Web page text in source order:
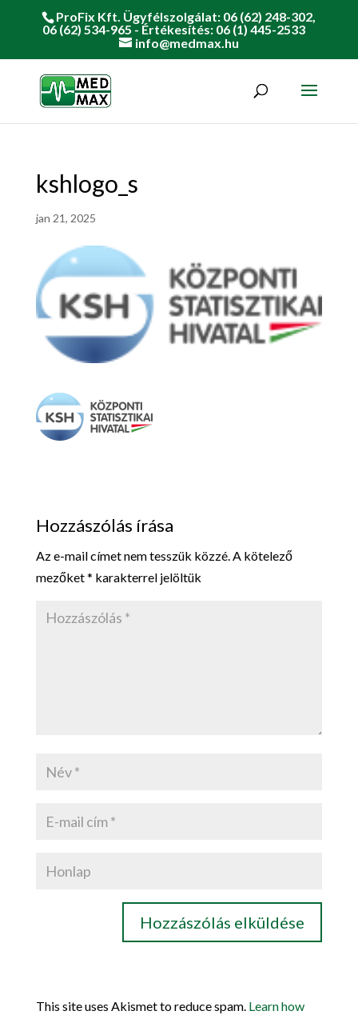
ProFix Kft. Ügyfélszolgálat: 06 (62) 248-302,
06 (62) 534-965 - Értékesítés: 06 (1) 445-2533
info@medmax.hu
kshlogo_s
jan 21, 2025
Hozzászólás írása
Az e-mail címet nem tesszük közzé.A kötelező
mezőket* karakterrel jelöltük
This site uses Akismet to reduce spam. Learn how